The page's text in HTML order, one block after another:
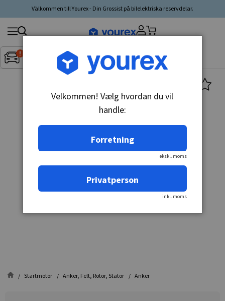
Välkommen till Yourex - Din Grossist på bilelektriska reservdelar.
Inget fordon valt▼
Søg
produkt,
producent,
Startmotor Anker, Felt, Rotor, Stator Anker
Velkommen! Vælg hvordan du vil
handle:
Forretning
ekskl. moms
Privatperson
inkl. moms